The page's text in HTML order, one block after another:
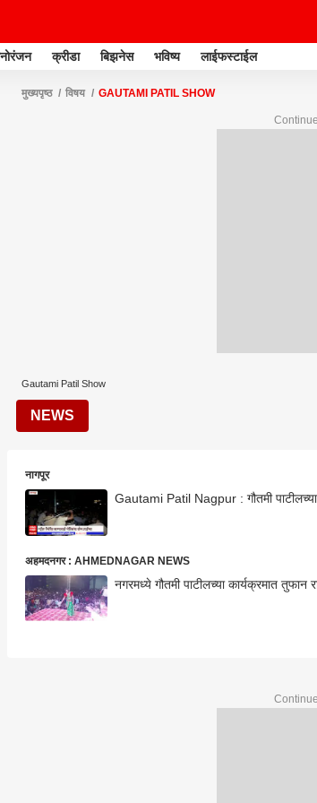
क्रीडा बिझनेस भविष्य लाईफस्टाईल
मुख्यपृष्ठ विषय GAUTAMI PATIL SHOW
Gautami Patil Show
NEWS
नागपूर
Gautami Patil Nagpur : गौतमी पाटीलच्या
अहमदनगर : AHMEDNAGAR NEWS
नगरमध्ये गौतमी पाटीलच्या कार्यक्रमात तुफान